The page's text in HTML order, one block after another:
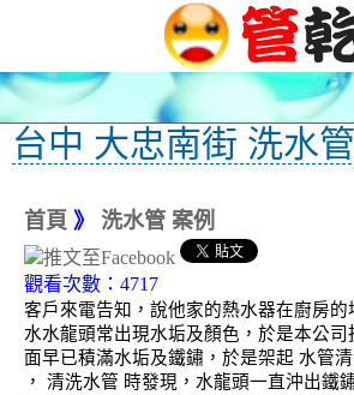
台中 大忠南街 洗水管
首頁 》 洗水管 案例
觀看次數：4717
客戶來電告知，說他家的熱水器在廚房
水水龍頭常出現水垢及顏色，於是本公司
面早已積滿水垢及鐵鏽，於是架起 水管
， 清洗水管 時發現，水龍頭一直沖出鐵